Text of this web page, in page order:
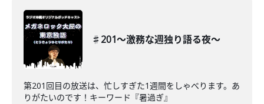
♯201〜激務な週独り語る夜〜
第201回目の放送は、忙しすぎた1週間をしゃべります。あ
りがたいのです！キーワード『暑過ぎ』